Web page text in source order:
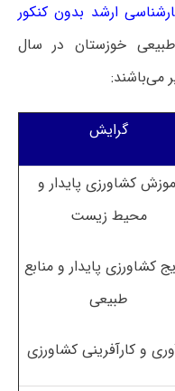
ارشد بدون کنکور
خوزستان در سال
گرایش
کشاورزی پایدار و
محیط زیست
کشاورزی پایدار و منابع
طبیعی
و کارآفرینی کشاورزی